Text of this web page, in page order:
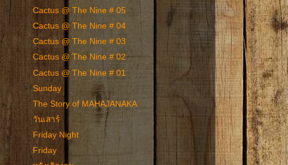
Cactus @ The Nine # 05
Cactus @ The Nine # 04
Cactus @ The Nine # 03
Cactus @ The Nine # 02
Cactus @ The Nine # 01
Sunday
The Story of MAHAJANAKA
วันเสาร์
Friday Night
Friday